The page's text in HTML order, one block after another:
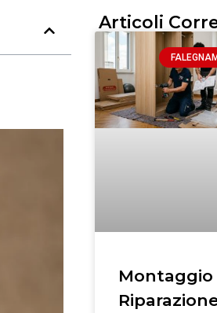
Articoli
Montaggio